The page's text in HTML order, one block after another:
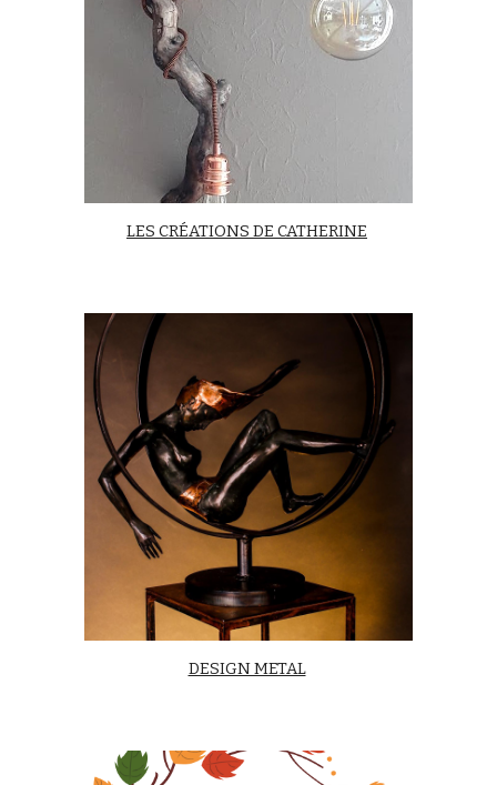
LES CRÉATIONS DE CATHERINE
DESIGN METAL